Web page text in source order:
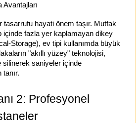
tasarrufu hayati önem taşır. Mutfak
içinde fazla yer kaplamayan dikey
Storage), ev tipi kullanımda büyük
"akıllı yüzey" teknolojisi,
silinerek saniyeler içinde
2: Profesyonel